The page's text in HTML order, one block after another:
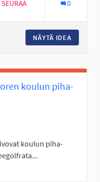
18 SEURAAJAA
SEURAA 0
NÄYTÄ IDEA
koulun piha-
koulun piha-
Seinäjoki